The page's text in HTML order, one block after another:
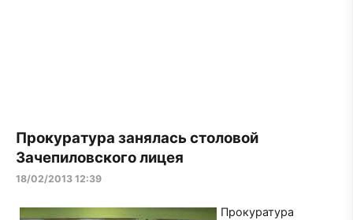
Прокуратура занялась столовой
Зачепиловского лицея
18/02/2013 12:39
Прокуратура